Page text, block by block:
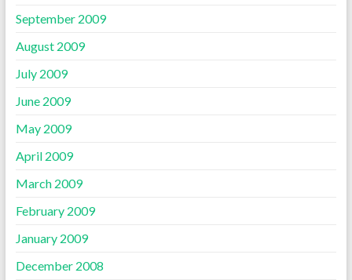
September 2009
August 2009
July 2009
June 2009
May 2009
April 2009
March 2009
February 2009
January 2009
December 2008